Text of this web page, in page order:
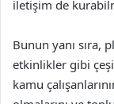
iletişim de
Bunun yanı sıra,
etkinlikler gibi
kamu